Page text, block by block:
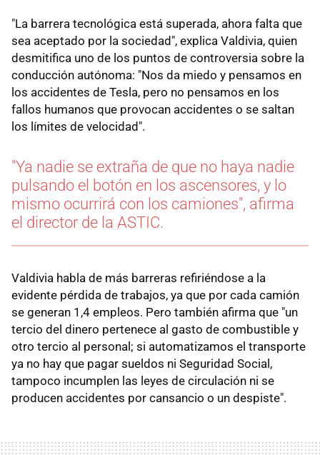
"La barrera tecnológica está superada, ahora falta que
sea aceptado por la sociedad", explica Valdivia, quien
desmitifica uno de los puntos de controversia sobre la
conducción autónoma: "Nos da miedo y pensamos en
los accidentes de Tesla, pero no pensamos en los
fallos humanos que provocan accidentes o se saltan
los límites de velocidad".
"Ya nadie se extraña de que no haya nadie
pulsando el botón en los ascensores, y lo
mismo ocurrirá con los camiones", afirma
el director de la ASTIC.
Valdivia habla de más barreras refiriéndose a la
evidente pérdida de trabajos, ya que por cada camión
se generan 1,4 empleos. Pero también afirma que "un
tercio del dinero pertenece al gasto de combustible y
otro tercio al personal; si automatizamos el transporte
ya no hay que pagar sueldos ni Seguridad Social,
tampoco incumplen las leyes de circulación ni se
producen accidentes por cansancio o un despiste".